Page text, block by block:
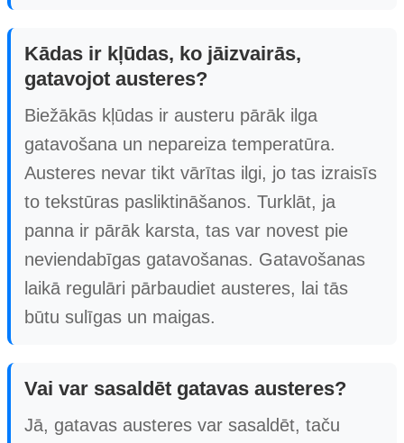
Kādas ir kļūdas, ko jāizvairās,
gatavojot austeres?
Biežākās kļūdas ir austeru pārāk ilga
gatavošana un nepareiza temperatūra.
Austeres nevar tikt vārītas ilgi, jo tas izraisīs
to tekstūras pasliktināšanos. Turklāt, ja
panna ir pārāk karsta, tas var novest pie
neviendabīgas gatavošanas. Gatavošanas
laikā regulāri pārbaudiet austeres, lai tās
būtu sulīgas un maigas.
Vai var sasaldēt gatavas austeres?
Jā, gatavas austeres var sasaldēt, taču